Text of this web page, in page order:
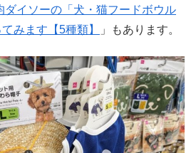
ダイソーの「犬・猫フードボウル
みます【5種類】
」もあります。